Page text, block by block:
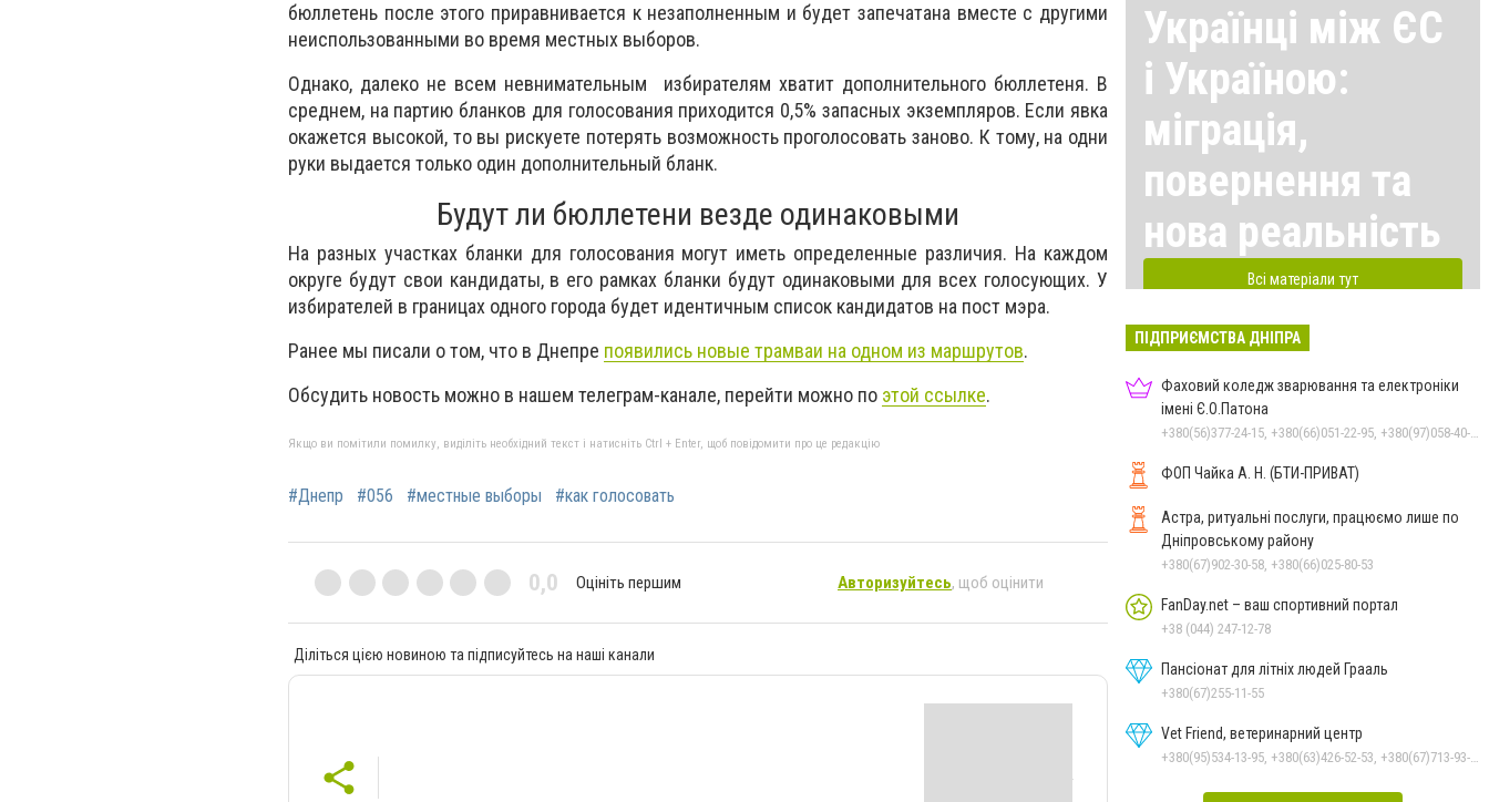
бюллетень после этого приравнивается к незаполненным и будет запечатана вместе с другими
неиспользованными во время местных выборов.
Однако, далеко не всем невнимательным избирателям хватит дополнительного бюллетеня. В
среднем, на партию бланков для голосования приходится 0,5% запасных экземпляров. Если явка
окажется высокой, то вы рискуете потерять возможность проголосовать заново. К тому, на одни
руки выдается только один дополнительный бланк.
Будут ли бюллетени везде одинаковыми
На разных участках бланки для голосования могут иметь определенные различия. На каждом
округе будут свои кандидаты, в его рамках бланки будут одинаковыми для всех голосующих. У
избирателей в границах одного города будет идентичным список кандидатов на пост мэра.
Ранее мы писали о том, что в Днепре появились новые трамваи на одном из маршрутов.
Обсудить новость можно в нашем телеграм-канале, перейти можно по этой ссылке.
Якщо ви помітили помилку, виділіть необхідний текст і натисніть Ctrl + Enter, щоб повідомити про це редакцію
#Днепр #056 #местные выборы #как голосовать
0,0 Оцініть першим Авторизуйтесь, щоб оцінити
Діліться цією новиною та підписуйтесь на наші канали
Українці між ЄС
і Україною:
міграція,
повернення та
нова реальність
Всі матеріали тут
ПІДПРИЄМСТВА ДНІПРА
Фаховий коледж зварювання та електроніки
імені Є.О.Патона
ФОП Чайка А. Н. (БТИ-ПРИВАТ)
Астра, ритуальні послуги, працюємо лише по
Дніпровському району
+380(67)902-30-58, +380(66)025-80-53
FanDay.net – ваш спортивний портал
+38 (044) 247-12-78
Пансіонат для літніх людей Грааль
+380(67)255-11-55
Vet Friend, ветеринарний центр